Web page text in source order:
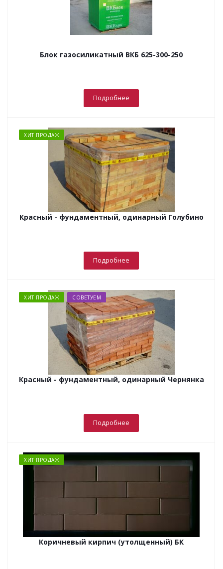
Блок газосиликатный ВКБ 625-300-250
Подробнее
ХИТ ПРОДАЖ
Красный - фундаментный, одинарный Голубино
Подробнее
ХИТ ПРОДАЖ СОВЕТУЕМ
Красный - фундаментный, одинарный Чернянка
Подробнее
ХИТ ПРОДАЖ
Коричневый кирпич (утолщенный) БК